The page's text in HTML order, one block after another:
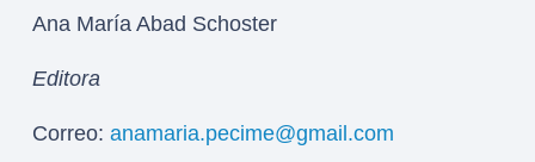
Ana María Abad Schoster
Editora
Correo: anamaria.pecime@gmail.com